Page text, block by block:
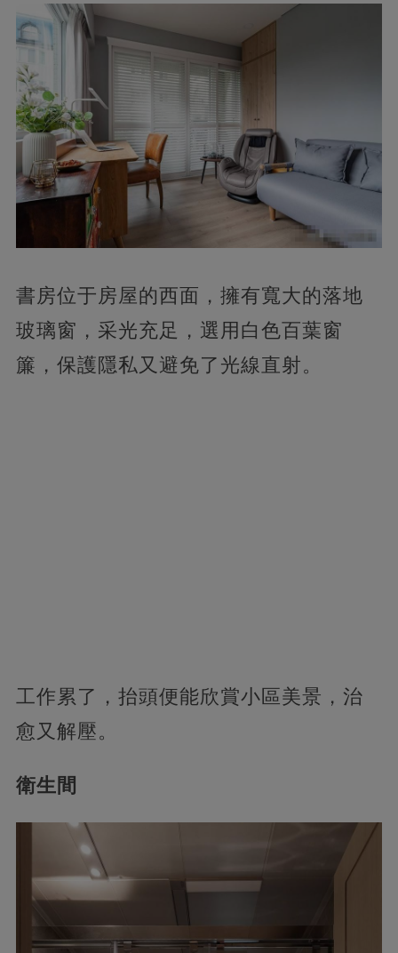
書房位于房屋的西面，擁有寬大的落地
玻璃窗，采光充足，選用白色百葉窗
簾，保護隱私又避免了光線直射。
工作累了，抬頭便能欣賞小區美景，治
愈又解壓。
衛生間